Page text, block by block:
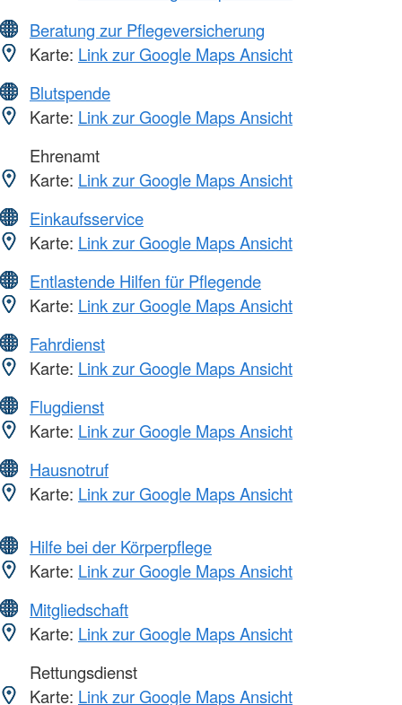
Beratung zur Pflegeversicherung
Karte: Link zur Google Maps Ansicht
Blutspende
Karte: Link zur Google Maps Ansicht
Ehrenamt
Karte: Link zur Google Maps Ansicht
Einkaufsservice
Karte: Link zur Google Maps Ansicht
Entlastende Hilfen für Pflegende
Karte: Link zur Google Maps Ansicht
Fahrdienst
Karte: Link zur Google Maps Ansicht
Flugdienst
Karte: Link zur Google Maps Ansicht
Hausnotruf
Karte: Link zur Google Maps Ansicht
Hilfe bei der Körperpflege
Karte: Link zur Google Maps Ansicht
Mitgliedschaft
Karte: Link zur Google Maps Ansicht
Rettungsdienst
Karte: Link zur Google Maps Ansicht